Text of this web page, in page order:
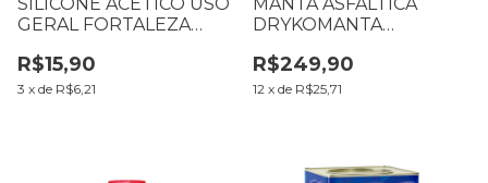
SILICONE ACÉTICO USO
GERAL FORTALEZA
R$15,90
3 x de R$6,21
MANTA ASFÁLTICA
DRYKOMANTA
25KG (ROLO COM 10 M)
R$249,90
12 x de R$25,71